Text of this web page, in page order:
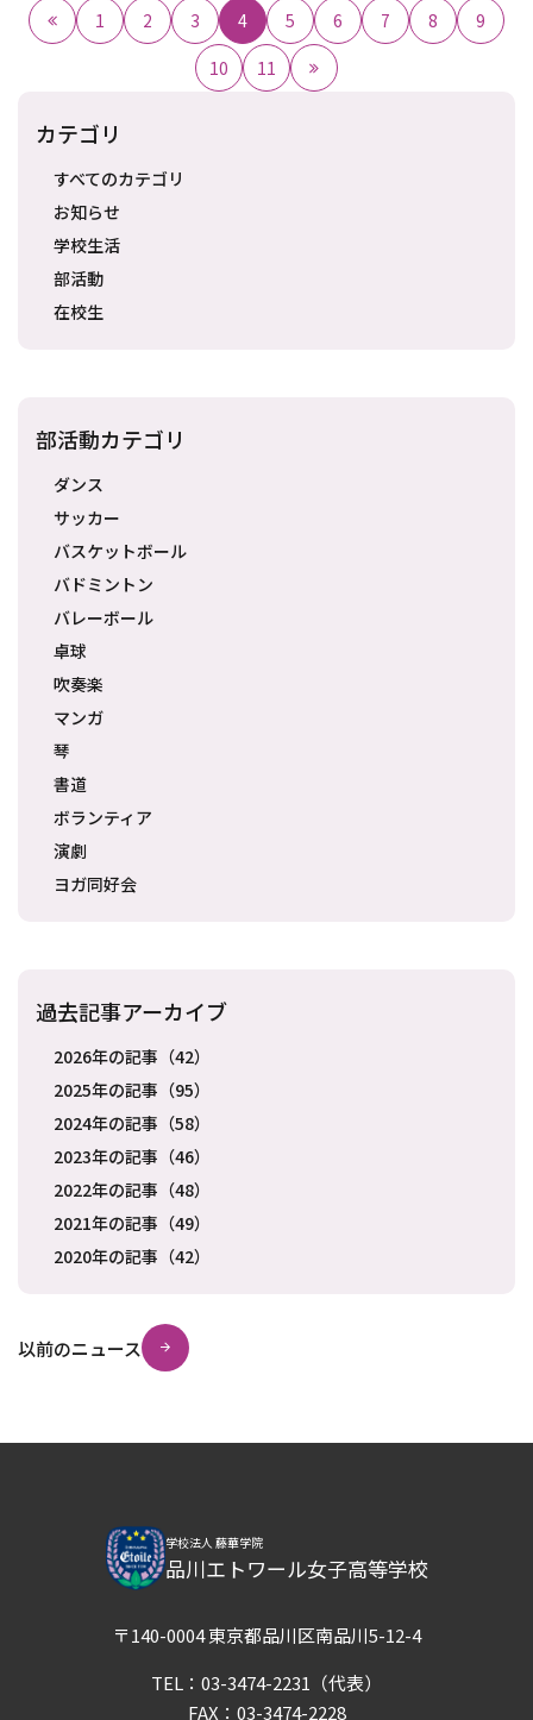
1 2 3 4 5 6 7 8
9
10
11
カテゴリ
すべてのカテゴリ
お知らせ
学校生活
部活動
在校生
部活動カテゴリ
ダンス
サッカー
バスケットボール
バドミントン
バレーボール
卓球
吹奏楽
マンガ
琴
書道
ボランティア
演劇
ヨガ同好会
過去記事アーカイブ
2026年の記事（42）
2025年の記事（95）
2024年の記事（58）
2023年の記事（46）
2022年の記事（48）
2021年の記事（49）
2020年の記事（42）
以前のニュース
学校法人 藤華学院
品川エトワール女子高等学校
〒140-0004 東京都品川区南品川5-12-4
TEL： 03-3474-2231 （代表）
FAX：03-3474-2228